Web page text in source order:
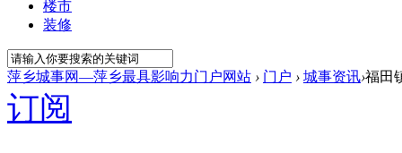
楼市
装修
萍乡城事网—萍乡最具影响力门户网站 › 门户 › 城事资讯›福田
订阅